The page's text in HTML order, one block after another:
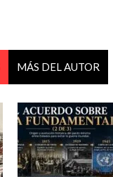
MÁS DEL AUTOR